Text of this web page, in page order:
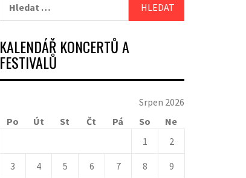
KALENDÁŘ KONCERTŮ A
FESTIVALŮ
Srpen 2026
Po
Út St Čt Pá So
Ne
1
2
3 4 5 6 7 8 9